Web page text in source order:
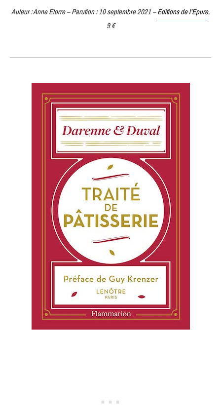
Auteur : Anne Etorre – Parution : 10 septembre 2021 –Editions de l’Epure,
9 €